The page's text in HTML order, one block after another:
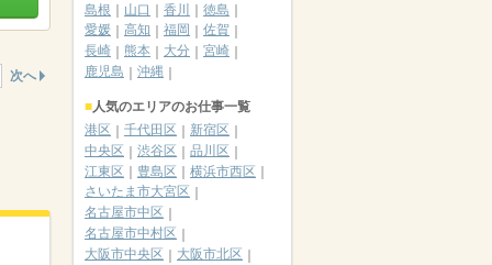
次へ
島根
山口 香川
徳島
愛媛
高知 福岡
佐賀
長崎
熊本 大分
宮崎
鹿児島
沖縄
人気のエリアのお仕事一覧
港区
千代田区
新宿区
中央区
渋谷区
品川区
江東区
豊島区
横浜市西区
さいたま市大宮区
名古屋市中区
名古屋市中村区
大阪市中央区
大阪市北区